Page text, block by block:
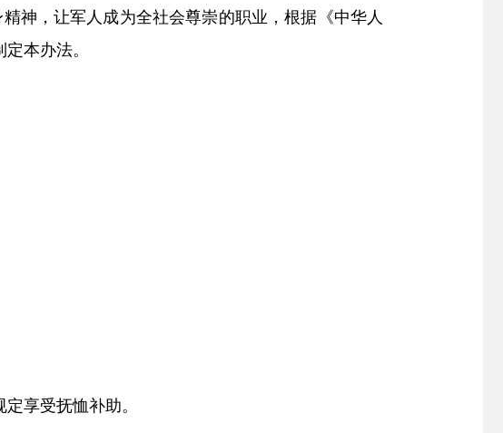
神，让军人成为全社会尊崇的职业，根据《中华人
本办法。
享受抚恤补助。